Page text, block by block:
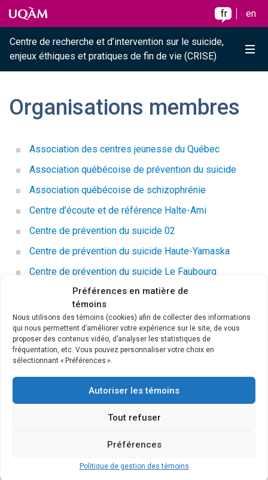
Préférences en matière de
témoins
Nous utilisons des témoins (cookies) afin de collecter des informations
qui nous permettent d’améliorer votre expérience sur le site, de vous
proposer des contenus vidéo, d’analyser les statistiques de
fréquentation, etc. Vous pouvez personnaliser votre choix en
sélectionnant « Préférences ».
Autoriser les témoins
Tout refuser
Préférences
Politique de gestion des témoins
Raccourci vers le contenu
Raccourci vers le menu principal
Raccourci vers la recherche
Skip to main content
Skip to main menu
Skip to search
fr en
Centre de recherche et d’intervention sur le suicide,
enjeux éthiques et pratiques de fin de vie (CRISE)
Organisations membres
Association des centres jeunesse du Québec
Association québécoise de prévention du suicide
Association québécoise de schizophrénie
Centre d’écoute et de référence Halte-Ami
Centre de prévention du suicide 02
Centre de prévention du suicide Haute-Yamaska
Centre de prévention du suicide Le Faubourg
Centre de prévention du suicide Québec
Centre prévention suicide les Deux Rives (CPS2R)
Centres jeunesse de Montréal
CLSC Lac-St-Louis
JEVI Centre de prévention du suicide – Estrie
Regroupement des centres de prévention du suicide
Ressource régionale Suicide du CSSS de Laval
Suicide Action Montréal